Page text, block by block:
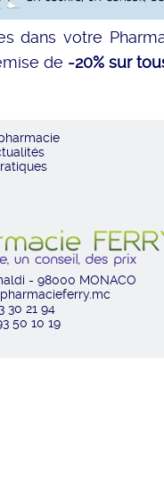
dans votre
de -20% sur
- 98000 MONACO
30 21 94
50 10 19